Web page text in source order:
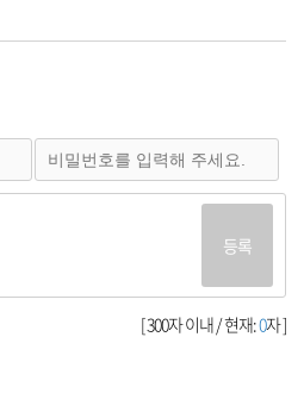
등록
[ 300자 이내 / 현재:0자 ]